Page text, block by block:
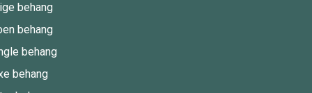
behang
behang
behang
behang